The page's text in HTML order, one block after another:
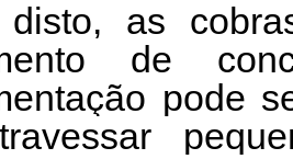
disto, as
de
pode